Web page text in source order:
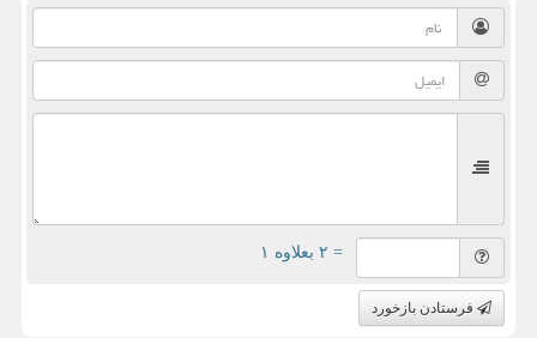
= ۲ بعلاوه ۱
فرستادن بازخورد